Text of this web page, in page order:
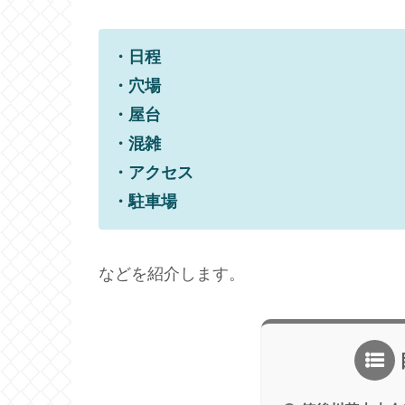
・日程
・穴場
・屋台
・混雑
・アクセス
・駐車場
などを紹介します。